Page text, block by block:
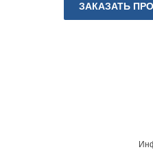
ЗАКАЗАТЬ